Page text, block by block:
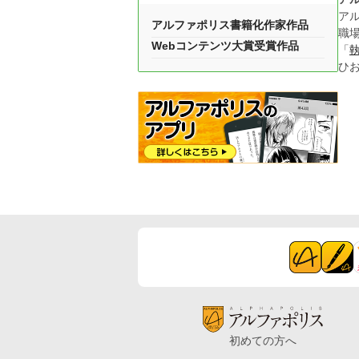
ア
職
「
ひ
アルファポリス書籍化作家作品
Webコンテンツ大賞受賞作品
初めての方へ